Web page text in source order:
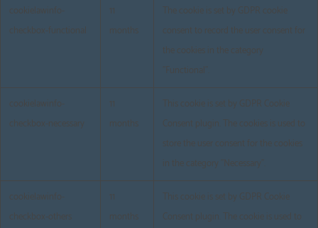
cookielawinfo-
checkbox-functional
11
months
The cookie is set by GDPR cookie
consent to record the user consent for
the cookies in the category
"Functional".
cookielawinfo-
checkbox-necessary
11
months
This cookie is set by GDPR Cookie
Consent plugin. The cookies is used to
store the user consent for the cookies
in the category "Necessary".
cookielawinfo-
checkbox-others
11
months
This cookie is set by GDPR Cookie
Consent plugin. The cookie is used to